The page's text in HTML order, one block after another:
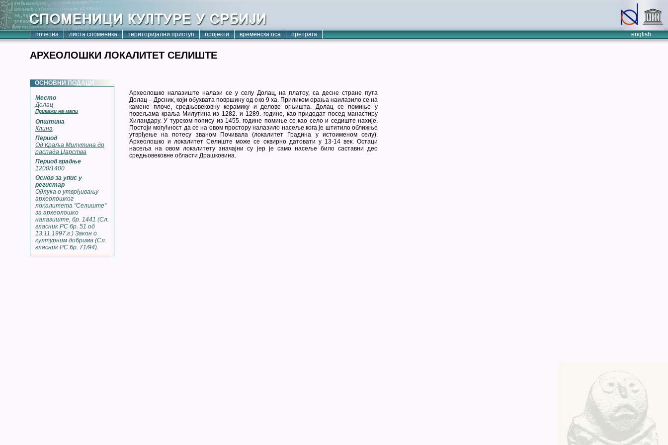
почетна листа споменика територијални приступ пројекти временска оса претрага english
АРХЕОЛОШКИ ЛОКАЛИТЕТ СЕЛИШТЕ
ОСНОВНИ ПОДАЦИ
Место
Долац
Прикажи на мапи
Општина
Клина
Период
Од Краља Милутина до
распада Царства
Период градње
1200/1400
Основ за упис у
регистар
Одлука о утврђивању
археолошког
локалитета "Селиште"
за археолошко
налазиште, бр. 1441 (Сл.
гласник РС бр. 51 од
13.11.1997.г.) Закон о
културним добрима (Сл.
гласник РС бр. 71/94).
Археолошко налазиште налази се у селу Долац, на платоу, са десне стране пута
Долац – Дрсник, који обухвата површину од око 9 ха. Приликом орања наилазило се на
камене плоче, средњовековну керамику и делове огњишта. Долац се помиње у
повељама краља Милутина из 1282. и 1289. године, као придодат посед манастиру
Хиландару. У турском попису из 1455. године помиње се као село и седиште нахије.
Постоји могућност да се на овом простору налазило насеље кога је штитило оближње
утврђење на потесу званом Почивала (локалитет Градина у истоименом селу).
Археолошко и локалитет Селиште може се оквирно датовати у 13-14 век. Остаци
насеља на овом локалитету значајни су јер је само насеље било саставни део
средњовековне области Драшковина.